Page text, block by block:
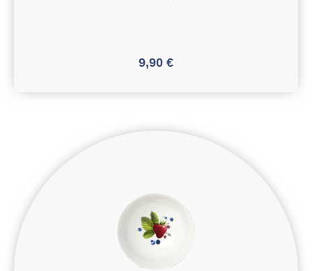
9,90 €